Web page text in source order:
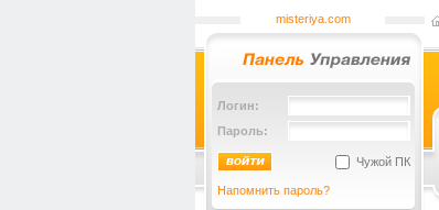
misteriya.com
Логин:
Пароль:
Чужой ПК
Напомнить пароль?